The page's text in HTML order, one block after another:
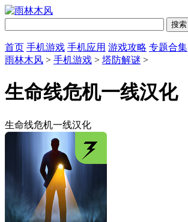
首页 手机游戏 手机应用 游戏攻略 专题合集
雨林木风 > 手机游戏 > 塔防解谜 >
生命线危机一线汉化
生命线危机一线汉化